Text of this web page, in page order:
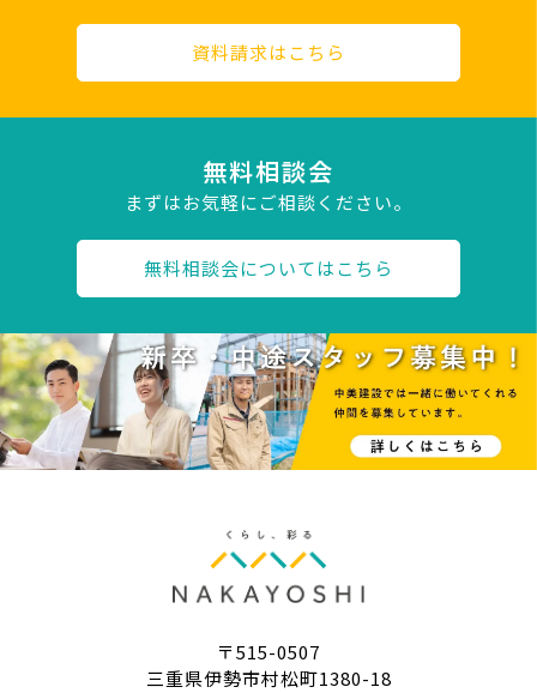
資料請求はこちら
無料相談会
まずはお気軽にご相談ください。
無料相談会についてはこちら
〒515-0507
三重県伊勢市村松町1380-18